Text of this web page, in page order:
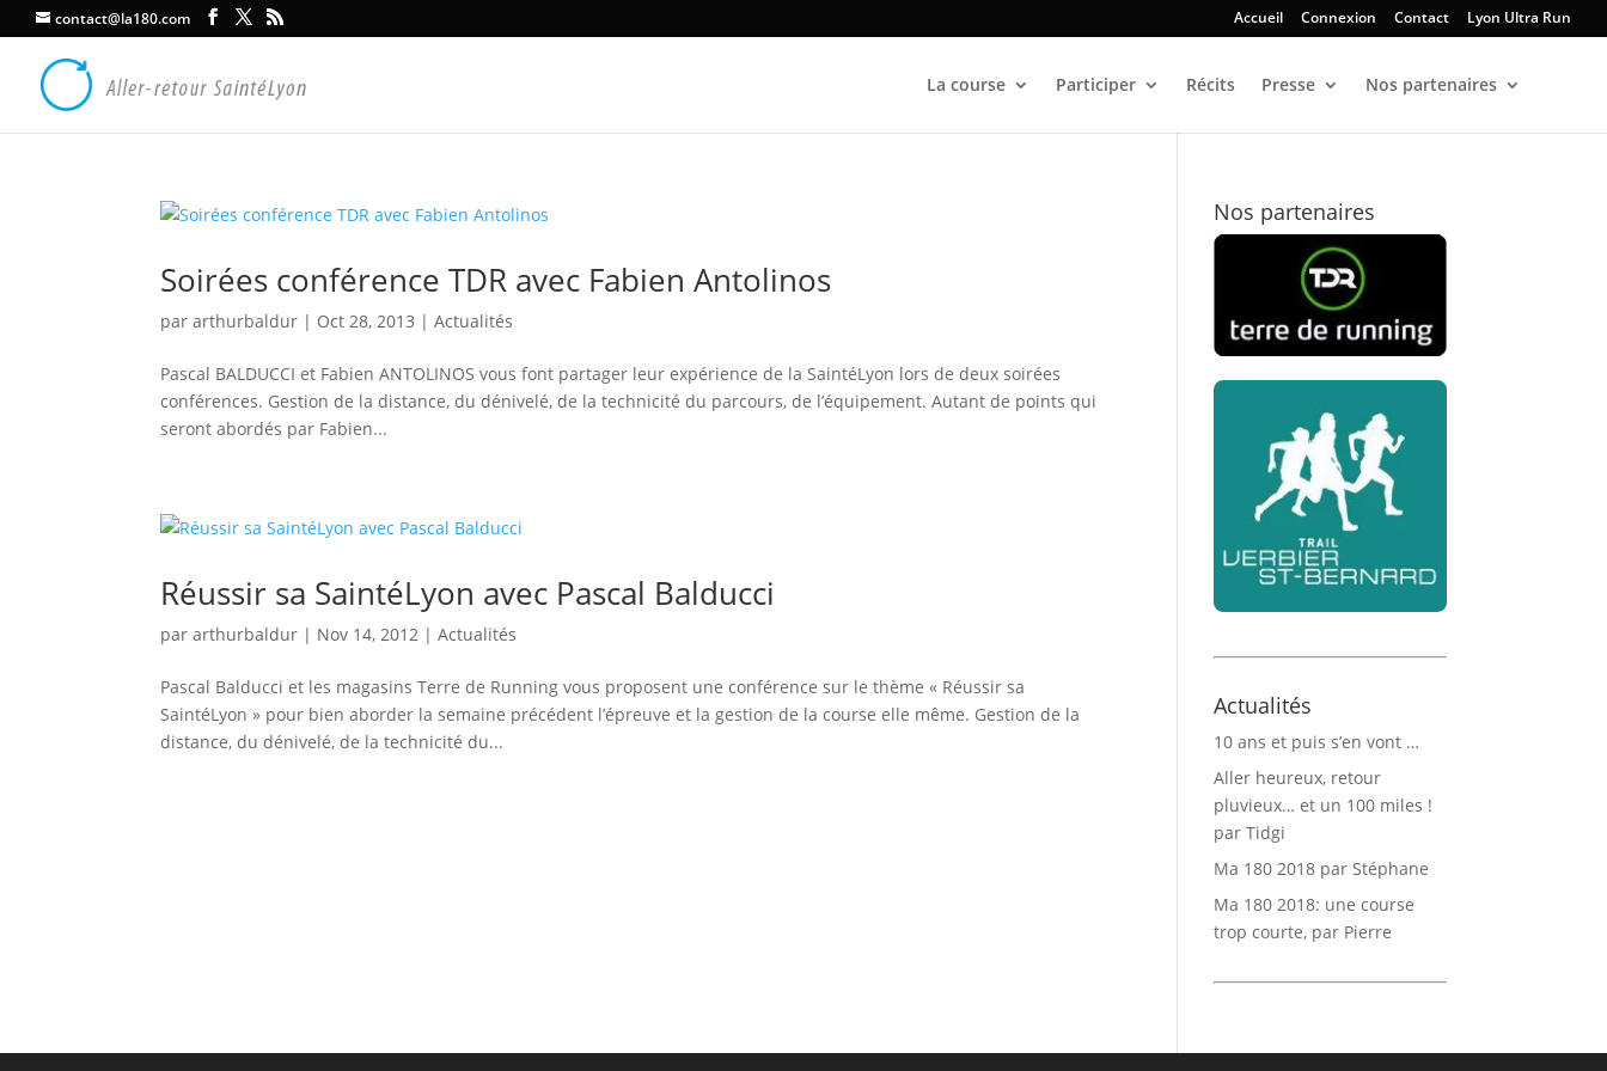
contact@la180.com Accueil Connexion Contact Lyon Ultra Run
La course Participer Récits Presse Nos partenaires
Soirées conférence TDR avec Fabien Antolinos
pararthurbaldur | Oct 28, 2013 |Actualités
Pascal BALDUCCI et Fabien ANTOLINOS vous font partager leur expérience de la SaintéLyon lors de deux soirées
conférences. Gestion de la distance, du dénivelé, de la technicité du parcours, de l’équipement. Autant de points qui
seront abordés par Fabien...
Réussir sa SaintéLyon avec Pascal Balducci
pararthurbaldur | Nov 14, 2012 |Actualités
Pascal Balducci et les magasins Terre de Running vous proposent une conférence sur le thème « Réussir sa
SaintéLyon » pour bien aborder la semaine précédent l’épreuve et la gestion de la course elle même. Gestion de la
distance, du dénivelé, de la technicité du...
Nos partenaires
Actualités
10 ans et puis s’en vont …
Aller heureux, retour
pluvieux… et un 100 miles !
par Tidgi
Ma 180 2018 par Stéphane
Ma 180 2018: une course
trop courte, par Pierre